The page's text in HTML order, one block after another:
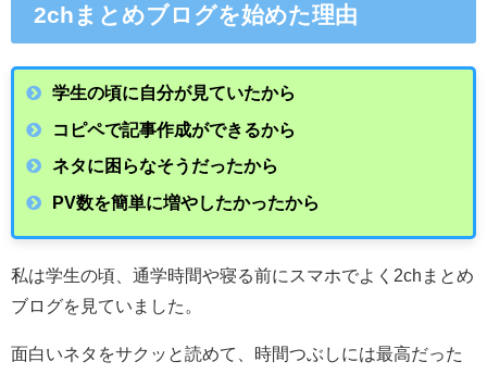
2chまとめブログを始めた理由
学生の頃に自分が見ていたから
コピペで記事作成ができるから
ネタに困らなそうだったから
PV数を簡単に増やしたかったから
私は学生の頃、通学時間や寝る前にスマホでよく2chまとめ
ブログを見ていました。
面白いネタをサクッと読めて、時間つぶしには最高だった